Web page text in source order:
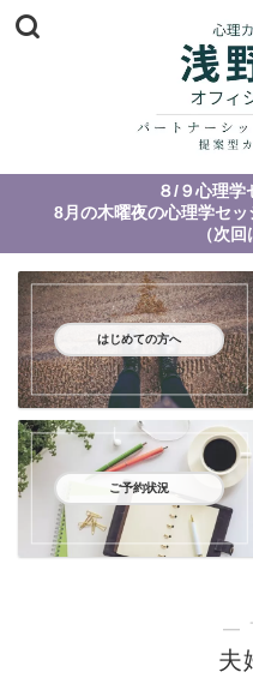
８/９心理学
8月の木曜夜の心理学セ
（次
はじめての方へ
ご予約状況
―
夫